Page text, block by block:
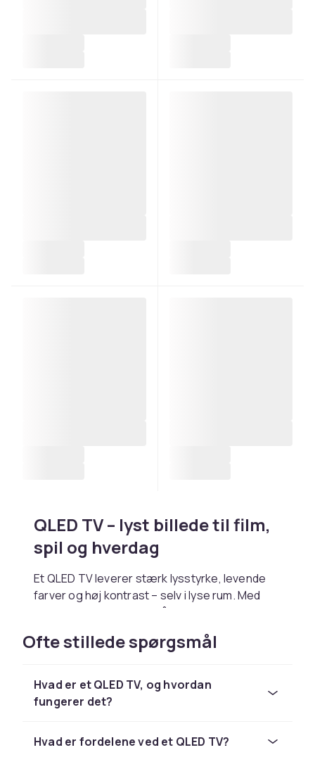
QLED TV – lyst billede til film,
spil og hverdag
Et QLED TV leverer stærk lysstyrke, levende
farver og høj kontrast – selv i lyse rum. Med
quantum dot-teknologi får du et detaljeret
intense spilsessioner. Teknologien forbedrer
oplevelse.
QLED-teknologi – lysstyrke,
farve og holdbarhed
Ofte stillede spørgsmål
Hvad er et QLED TV, og hvordan
fungerer det?
Hvad er fordelene ved et QLED TV?